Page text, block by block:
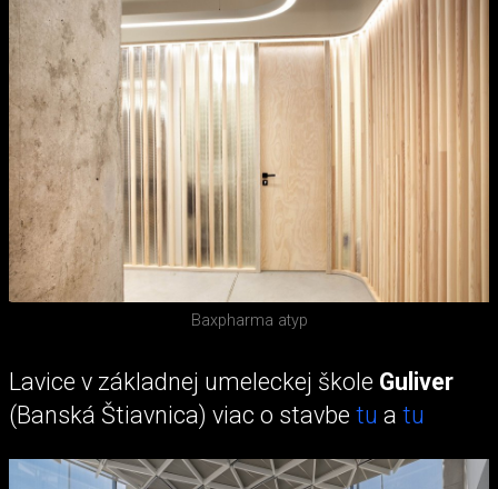
Baxpharma atyp
Lavice v základnej umeleckej škole Guliver
(Banská Štiavnica) viac o stavbe tu a tu